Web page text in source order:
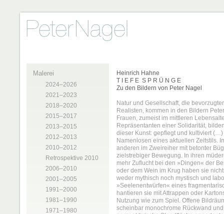
Malerei
2024–2026
2021–2023
2018–2020
2015–2017
2013–2015
2012–2013
2010–2012
Retrospektive 2010
2006–2010
2001–2005
1991–2000
1981–1990
1971–1980
Heinrich Hahne
T I E F E S P R Ü N G E
Zu den Bildern von Peter Nagel
Natur und Gesellschaft, die
Realisten, kommen in den Bildern
Frauen, zumeist im mittleren
Repräsentanten einer Solidarität,
dieser Kunst: gepflegt und kultiviert
Namenlosen eines aktuellen Zeitstils.
anderen im Zweireiher mit betonter
zielstrebiger Bewegung. In ihren
mehr Zuflucht bei den »Dingen« der
oder dem Wein im Krug haben sie
weder mythisch noch mystisch und
»Seelenentwürfen« eines
hantieren sie mit Attrappen oder
Nutzung wie zum Spiel. Offene
scheinbar monochrome Rückwand